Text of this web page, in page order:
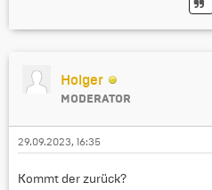
Holger
MODERATOR
29.09.2023, 16:35
Kommt der zurück?